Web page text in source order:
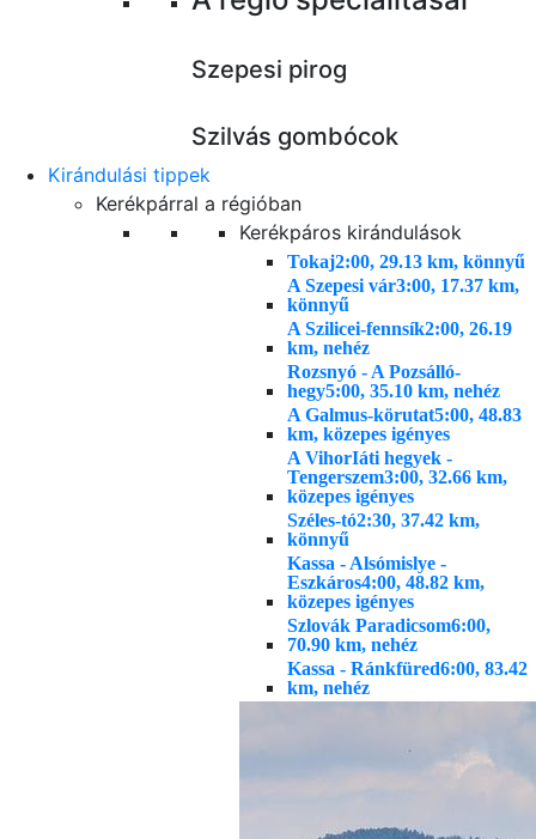
Szepesi pirog
Szilvás gombócok
Kirándulási tippek
Kerékpárral a régióban
Kerékpáros kirándulások
Tokaj2:00, 29.13 km, könnyű
A Szepesi vár3:00, 17.37 km,
könnyű
A Szilicei-fennsík2:00, 26.19
km, nehéz
Rozsnyó - A Pozsálló-
hegy5:00, 35.10 km, nehéz
A Galmus-körutat5:00, 48.83
km, közepes igényes
A VihorIáti hegyek -
Tengerszem3:00, 32.66 km,
közepes igényes
Széles-tó2:30, 37.42 km,
könnyű
Kassa - Alsómislye -
Eszkáros4:00, 48.82 km,
közepes igényes
Szlovák Paradicsom6:00,
70.90 km, nehéz
Kassa - Ránkfüred6:00, 83.42
km, nehéz